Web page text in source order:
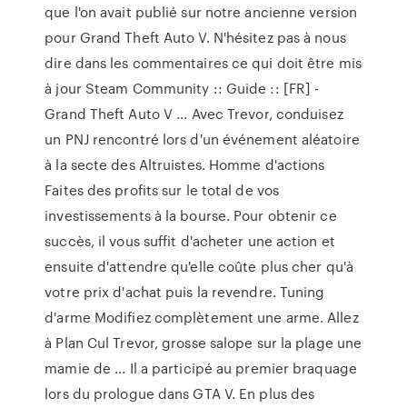
que l'on avait publié sur notre ancienne version
pour Grand Theft Auto V. N'hésitez pas à nous
dire dans les commentaires ce qui doit être mis
à jour Steam Community :: Guide :: [FR] -
Grand Theft Auto V ... Avec Trevor, conduisez
un PNJ rencontré lors d'un événement aléatoire
à la secte des Altruistes. Homme d'actions
Faites des profits sur le total de vos
investissements à la bourse. Pour obtenir ce
succès, il vous suffit d'acheter une action et
ensuite d'attendre qu'elle coûte plus cher qu'à
votre prix d'achat puis la revendre. Tuning
d'arme Modifiez complètement une arme. Allez
à Plan Cul Trevor, grosse salope sur la plage une
mamie de ... Il a participé au premier braquage
lors du prologue dans GTA V. En plus des